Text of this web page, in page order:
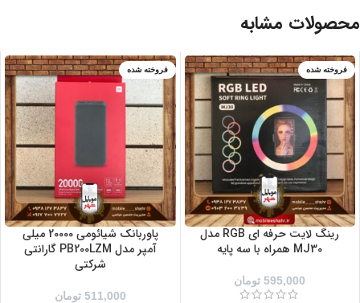
محصولات مشابه
فروخته شده
رینگ لایت حرفه ای RGB مدل
MJ30 همراه با سه پایه
595,000 تومان
فروخته شده
پاوربانک شیائومی 20000 میلی
آمپر مدل PB200LZM گارانتی
شرکتی
511,000 تومان